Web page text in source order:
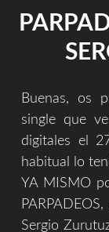
Buenas, os
single que
digitales el
habitual lo
YA MISMO
Sergio